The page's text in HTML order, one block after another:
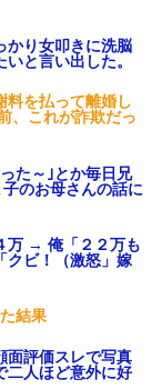
かり女叩きに洗脳
と言い出した。
料を払って離婚し
、これが詐欺だっ
た～｣とか毎日兄
のお母さんの話に
万 → 俺「２２万も
クビ！（激怒」嫁
結果
面評価スレで写真
二人ほど意外に好